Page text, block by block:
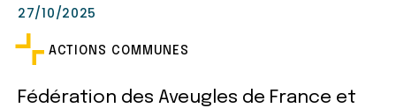
Fédération des Aveugles de France et
27/10/2025
ACTIONS COMMUNES